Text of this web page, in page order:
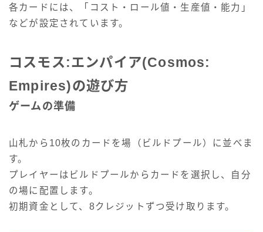
各カードには、「コスト・ロール値・生産値・能力」
などが設定されています。
コスモス:エンパイア(Cosmos:
Empires)の遊び方
ゲームの準備
山札から10枚のカードを場（ビルドプール）に並べま
す。
プレイヤーはビルドプールからカードを選択し、自分
の場に配置します。
初期資金として、8クレジットずつ受け取ります。